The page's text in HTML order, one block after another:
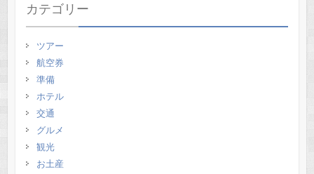
カテゴリー
ツアー
航空券
準備
ホテル
交通
グルメ
観光
お土産